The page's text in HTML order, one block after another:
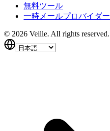
無料ツール
一時メールプロバイダー
© 2026 Veille. All rights reserved.